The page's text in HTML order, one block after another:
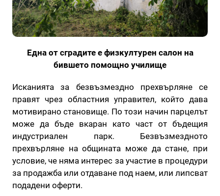
Една от сградите е физкултурен салон на
бившето помощно училище
Исканията за безвъзмездно прехвърляне се
правят чрез областния управител, който дава
мотивирано становище. По този начин парцелът
може да бъде вкаран като част от бъдещия
индустриален парк. Безвъзмездното
прехвърляне на общината може да стане, при
условие, че няма интерес за участие в процедури
за продажба или отдаване под наем, или липсват
подадени оферти.